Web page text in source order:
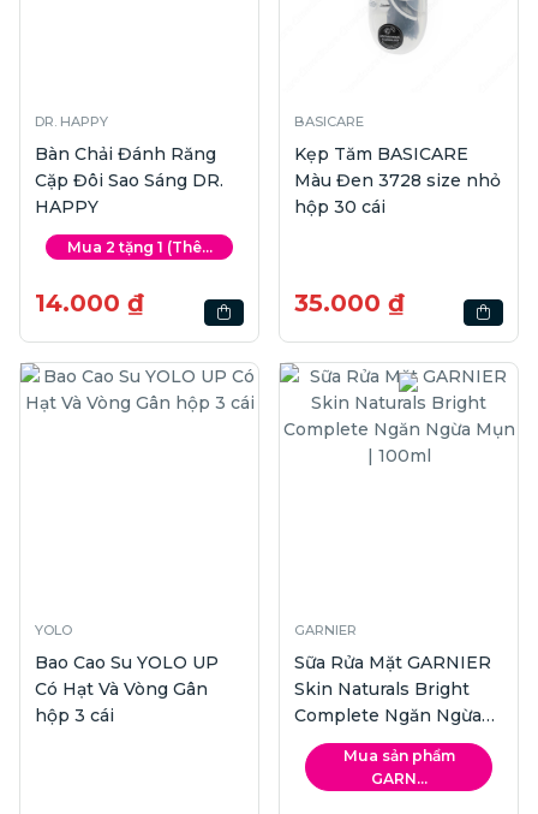
DR. HAPPY
Bàn Chải Đánh Răng
Cặp Đôi Sao Sáng DR.
HAPPY
Mua 2 tặng 1 (Thê...
14.000 ₫
BASICARE
Kẹp Tăm BASICARE
Màu Đen 3728 size nhỏ
hộp 30 cái
35.000 ₫
YOLO
Bao Cao Su YOLO UP
Có Hạt Và Vòng Gân
hộp 3 cái
GARNIER
Sữa Rửa Mặt GARNIER
Skin Naturals Bright
Complete Ngăn Ngừa
Mụn | 100ml
Mua sản phẩm
GARN...